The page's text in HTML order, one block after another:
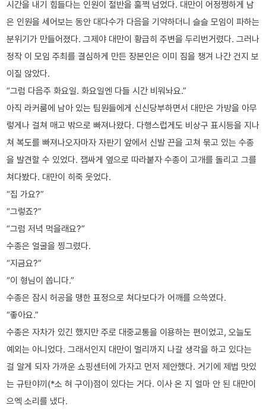
시간을 내기 힘들다는 인원이 절반을 훌쩍 넘었다. 대만이 어정쩡하게 남
은 인원을 세어보는 동안 대다수가 다음을 기약하더니 슬슬 모임이 파하는
분위기가 만들어졌다. 그제야 대만이 황급히 주변을 두리번거렸다. 그러나
정작 이 모임 주최를 결심하게 만든 장본인은 이미 짐을 챙겨 나간 건지 보
이질 않았다.
“그럼 다음주 화요일. 화요일엔 다들 시간 비워놔요.”
아직 라커룸에 남아 있는 팀원들에게 신신당부하면서 대만은 가방을 아무
렇게나 걸쳐 매고 밖으로 빠져나왔다. 다행스럽게도 비상구 표시등을 지나
쳐 복도를 빠져나오자마자 자판기 앞에서 신발 끈을 고쳐 묶고 있는 수종
을 발견할 수 있었다. 잽싸게 옆으로 따라붙자 수종이 고개를 돌리고 그를
쳐다봤다. 대만이 히죽 웃었다.
“집 가요?”
“그렇죠?”
“그럼 저녁 먹을래요?”
수종은 얼굴을 찡그렸다.
“지금요?”
“이 형님이 쏩니다.”
수종은 잠시 허공을 맹한 표정으로 쳐다보다가 어깨를 으쓱였다.
“좋아요.”
수종은 자차가 있긴 했지만 주로 대중교통을 이용하는 편이었고, 오늘도
예외는 아니었다. 그래서인지 대만이 멀리까지 나갈 생각을 하고 있다는
걸 알게 되자 가까운 쇼핑센터에 가자고 먼저 제안했다. 거기에 제법 맛있
는 규탄야끼(*소 혀 구이)점이 있다는 거다. 이사 온 지 얼마 안 된 대만이
으엑 소리를 냈다.